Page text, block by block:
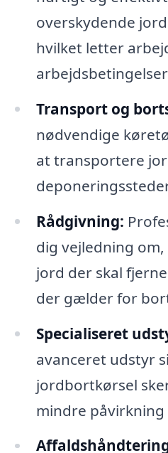
overskydende
hvilket letter
Transport og
nødvendige
at transportere
Rådgivning:
dig vejledning
jord der skal
der gælder for
Specialiseret
avanceret udstyr
jordbortkørsel
mindre